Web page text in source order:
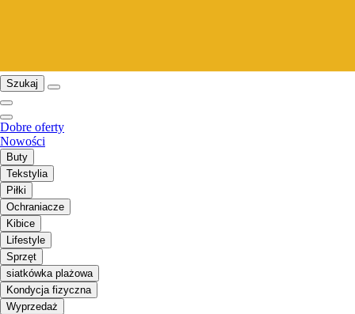
Szukaj
Dobre oferty
Nowości
Buty
Tekstylia
Piłki
Ochraniacze
Kibice
Lifestyle
Sprzęt
siatkówka plażowa
Kondycja fizyczna
Wyprzedaż